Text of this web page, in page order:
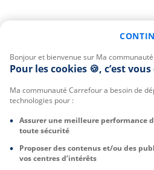
Bonjour et bienvenue sur Ma
Pour les cookies 🍪, c’est
Ma communauté Carrefour a besoin de
technologies pour :
Assurer une meilleure performance
toute sécurité
Proposer des contenus et/ou des
vos centres d’intérêts